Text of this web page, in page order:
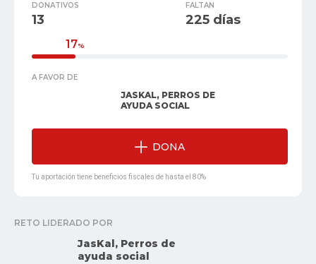
DONATIVOS
13
FALTAN
225 días
17%
A FAVOR DE
JASKAL, PERROS DE
AYUDA SOCIAL
DONA
Tu aportación tiene beneficios fiscales de hasta el 80%
RETO LIDERADO POR
JasKal, Perros de
ayuda social